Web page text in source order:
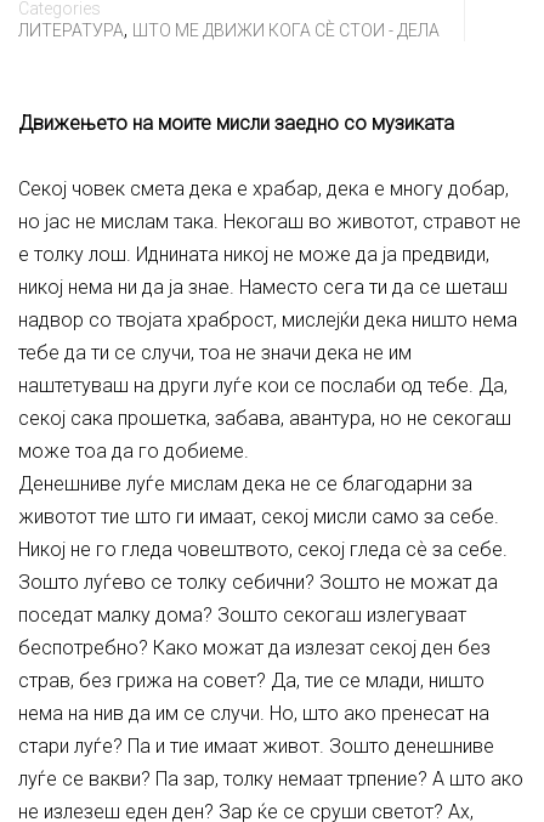
Categories
ЛИТЕРАТУРА, ШТО МЕ ДВИЖИ КОГА СÈ СТОИ - ДЕЛА
Движењето на моите мисли заедно со музиката
Секој човек смета дека е храбар, дека е многу добар,
но јас не мислам така. Некогаш во животот, стравот не
е толку лош. Иднината никој не може да ја предвиди,
никој нема ни да ја знае. Наместо сега ти да се шеташ
надвор со твојата храброст, мислејќи дека ништо нема
тебе да ти се случи, тоа не значи дека не им
наштетуваш на други луѓе кои се послаби од тебе. Да,
секој сака прошетка, забава, авантура, но не секогаш
може тоа да го добиеме.
Денешниве луѓе мислам дека не се благодарни за
животот тие што ги имаат, секој мисли само за себе.
Никој не го гледа човештвото, секој гледа сѐ за себе.
Зошто луѓево се толку себични? Зошто не можат да
поседат малку дома? Зошто секогаш излегуваат
беспотребно? Како можат да излезат секој ден без
страв, без грижа на совет? Да, тие се млади, ништо
нема на нив да им се случи. Но, што ако пренесат на
стари луѓе? Па и тие имаат живот. Зошто денешниве
луѓе се вакви? Па зар, толку немаат трпение? А што ако
не излезеш еден ден? Зар ќе се сруши светот? Ах,